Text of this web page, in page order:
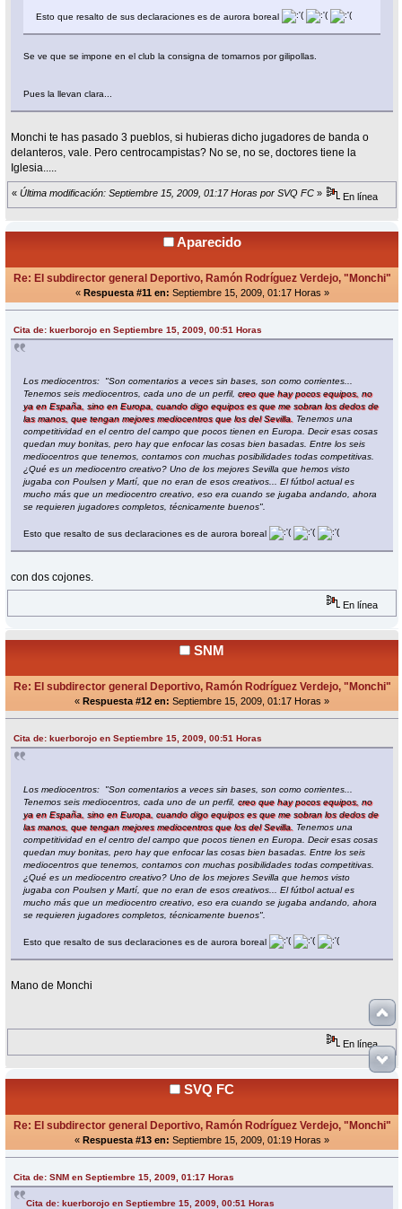
Esto que resalto de sus declaraciones es de aurora boreal
Se ve que se impone en el club la consigna de tomarnos por gilipollas.
Pues la llevan clara...
Monchi te has pasado 3 pueblos, si hubieras dicho jugadores de banda o
delanteros, vale. Pero centrocampistas? No se, no se, doctores tiene la
Iglesia.....
« Última modificación: Septiembre 15, 2009, 01:17 Horas por SVQ FC » En línea
Aparecido
Re: El subdirector general Deportivo, Ramón Rodríguez Verdejo, "Monchi"
« Respuesta #11 en: Septiembre 15, 2009, 01:17 Horas »
Cita de: kuerborojo en Septiembre 15, 2009, 00:51 Horas
Los mediocentros: "Son comentarios a veces sin bases, son como corrientes...
Tenemos seis mediocentros, cada uno de un perfil,creo que hay pocos equipos, no
ya en España, sino en Europa, cuando digo equipos es que me sobran los dedos de
las manos, que tengan mejores mediocentros que los del Sevilla.
Tenemos una
competitividad en el centro del campo que pocos tienen en Europa. Decir esas cosas
quedan muy bonitas, pero hay que enfocar las cosas bien basadas. Entre los seis
mediocentros que tenemos, contamos con muchas posibilidades todas competitivas.
¿Qué es un mediocentro creativo? Uno de los mejores Sevilla que hemos visto
jugaba con Poulsen y Martí, que no eran de esos creativos... El fútbol actual es
mucho más que un mediocentro creativo, eso era cuando se jugaba andando, ahora
se requieren jugadores completos, técnicamente buenos".
Esto que resalto de sus declaraciones es de aurora boreal
con dos cojones.
En línea
SNM
Re: El subdirector general Deportivo, Ramón Rodríguez Verdejo, "Monchi"
« Respuesta #12 en: Septiembre 15, 2009, 01:17 Horas »
Cita de: kuerborojo en Septiembre 15, 2009, 00:51 Horas
Los mediocentros: "Son comentarios a veces sin bases, son como corrientes...
Tenemos seis mediocentros, cada uno de un perfil,creo que hay pocos equipos, no
ya en España, sino en Europa, cuando digo equipos es que me sobran los dedos de
las manos, que tengan mejores mediocentros que los del Sevilla.
Tenemos una
competitividad en el centro del campo que pocos tienen en Europa. Decir esas cosas
quedan muy bonitas, pero hay que enfocar las cosas bien basadas. Entre los seis
mediocentros que tenemos, contamos con muchas posibilidades todas competitivas.
¿Qué es un mediocentro creativo? Uno de los mejores Sevilla que hemos visto
jugaba con Poulsen y Martí, que no eran de esos creativos... El fútbol actual es
mucho más que un mediocentro creativo, eso era cuando se jugaba andando, ahora
se requieren jugadores completos, técnicamente buenos".
Esto que resalto de sus declaraciones es de aurora boreal
Mano de Monchi
En línea
SVQ FC
Re: El subdirector general Deportivo, Ramón Rodríguez Verdejo, "Monchi"
« Respuesta #13 en: Septiembre 15, 2009, 01:19 Horas »
Cita de: SNM en Septiembre 15, 2009, 01:17 Horas
Cita de: kuerborojo en Septiembre 15, 2009, 00:51 Horas